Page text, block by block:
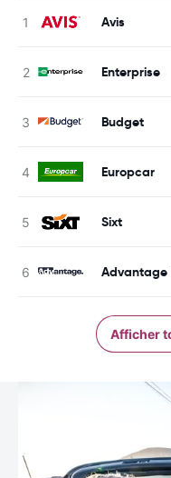
Avis
Enterprise
Budget
Europcar
Sixt
Advantage
Afficher